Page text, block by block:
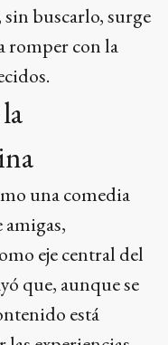
buscarlo, surge
romper con la
una comedia
eje central del
que, aunque se
está